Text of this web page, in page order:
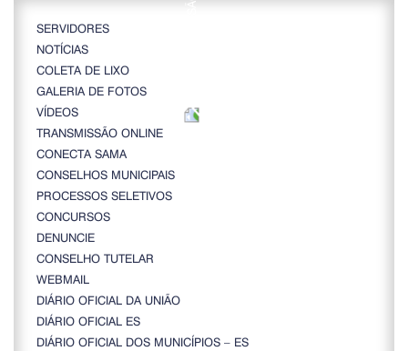
SERVIDORES
NOTÍCIAS
COLETA DE LIXO
GALERIA DE FOTOS
VÍDEOS
TRANSMISSÃO ONLINE
CONECTA SAMA
CONSELHOS MUNICIPAIS
PROCESSOS SELETIVOS
CONCURSOS
DENUNCIE
CONSELHO TUTELAR
WEBMAIL
DIÁRIO OFICIAL DA UNIÃO
DIÁRIO OFICIAL ES
DIÁRIO OFICIAL DOS MUNICÍPIOS – ES